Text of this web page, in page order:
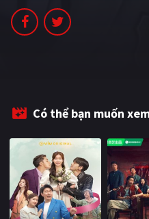
PHIM MỚI
PHIM CHIẾU RẠP
TUYỂN TẬP PHIM
BLOG
Có thể bạn muốn